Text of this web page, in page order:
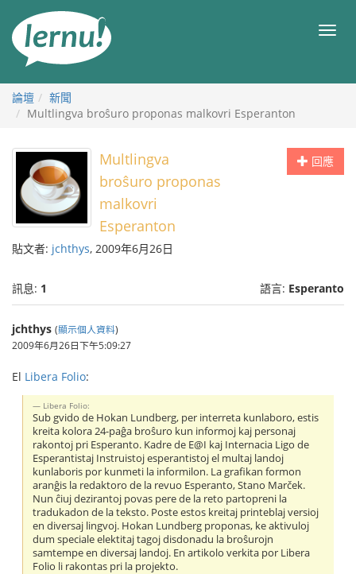
目
論壇
新聞
Multlingva broŝuro proponas malkovri Esperanton
回應
Multlingva
broŝuro proponas
malkovri
Esperanton
貼文者: jchthys, 2009年6月26日
訊息: 1 語言: Esperanto
jchthys (顯示個人資料)
2009年6月26日下午5:09:27
El Libera Folio:
Libera Folio:
Sub gvido de Hokan Lundberg, per interreta kunlaboro, estis
kreita kolora 24-paĝa broŝuro kun informoj kaj personaj
rakontoj pri Esperanto. Kadre de E@I kaj Internacia Ligo de
Esperantistaj Instruistoj esperantistoj el multaj landoj
kunlaboris por kunmeti la informilon. La grafikan formon
aranĝis la redaktoro de la revuo Esperanto, Stano Marček.
Nun ĉiuj dezirantoj povas pere de la reto partopreni la
tradukadon de la teksto. Poste estos kreitaj printeblaj versioj
en diversaj lingvoj. Hokan Lundberg proponas, ke aktivuloj
dum speciale elektitaj tagoj disdonadu la broŝurojn
samtempe en diversaj landoj. En artikolo verkita por Libera
Folio li rakontas pri la projekto.